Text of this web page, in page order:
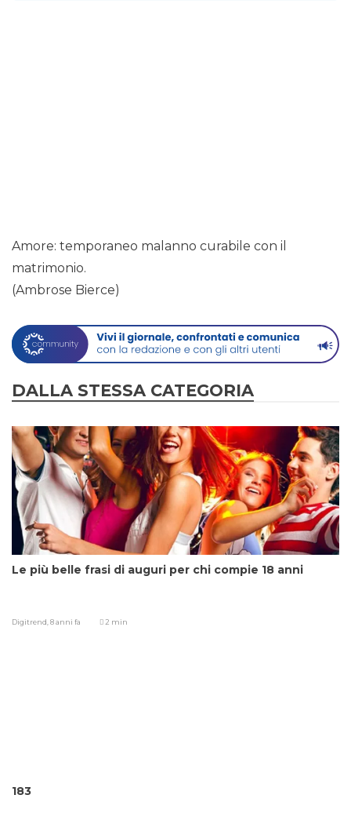
Amore: temporaneo malanno curabile con il
matrimonio.
(Ambrose Bierce)
DALLA STESSA CATEGORIA
Le più belle frasi di auguri per chi compie 18 anni
Digitrend,8 anni fa 2 min
183